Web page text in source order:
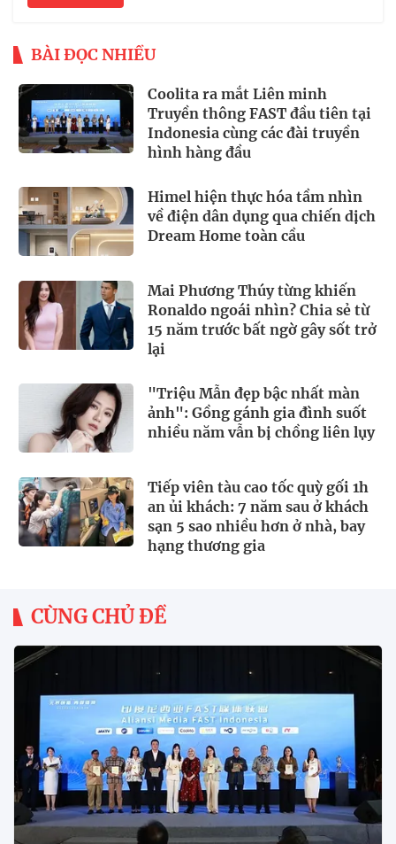
BÀI ĐỌC NHIỀU
Coolita ra mắt Liên minh
Truyền thông FAST đầu tiên tại
Indonesia cùng các đài truyền
hình hàng đầu
Himel hiện thực hóa tầm nhìn
về điện dân dụng qua chiến dịch
Dream Home toàn cầu
Mai Phương Thúy từng khiến
Ronaldo ngoái nhìn? Chia sẻ từ
15 năm trước bất ngờ gây sốt trở
lại
"Triệu Mẫn đẹp bậc nhất màn
ảnh": Gồng gánh gia đình suốt
nhiều năm vẫn bị chồng liên lụy
Tiếp viên tàu cao tốc quỳ gối 1h
an ủi khách: 7 năm sau ở khách
sạn 5 sao nhiều hơn ở nhà, bay
hạng thương gia
CÙNG CHỦ ĐỀ